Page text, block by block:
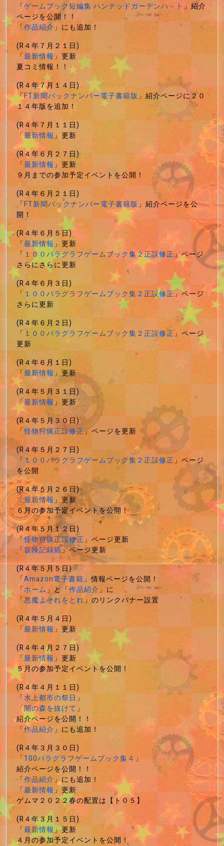
「ゲームブック短編集 ハンテッドガーデンハ－ト 」紹介
ページを公開！！
「作品紹介」にも追加！
(R４年７月２１日)
「最新情報」更新
夏コミ情報！！
(R４年７月１４日)
「FT新聞バックナンバー電子書籍版」紹介ページに２０
１４年版を追加！
(R４年７月１１日)
「最新情報」更新
(R４年６月２７日)
「最新情報」更新
９月までの参加予定イベントを公開！
(R４年６月２１日)
「FT新聞バックナンバー電子書籍版」紹介ページを公
開！
(R４年６月５日)
「最新情報」更新
「 １００パラグラフゲームブック集２正誤修正」ページ
さらにさらに更新
(R４年６月３日)
「 １００パラグラフゲームブック集２正誤修正」ページ
さらに更新
(R４年６月２日)
「 １００パラグラフゲームブック集２正誤修正」ページ
更新
(R４年６月１日)
「最新情報」更新
(R４年５月３１日)
「最新情報」更新
(R４年５月３０日)
「怪物狩猟正誤修正」ページを更新
(R４年５月２７日)
「 １００パラグラフゲームブック集２正誤修正」ページ
を公開
(R４年５月２６日)
「最新情報」更新
６月の参加予定イベントを公開！
(R４年５月１２日)
「怪物狩猟正誤修正」ページ更新
「冒険記録紙」ページ更新
(R４年５月５日)
「Amazon電子書籍」情報ページを公開！
「ホーム」と「作品紹介」に
「悪魔よそれをとれ」のリンクバナー設置
(R４年５月４日)
「最新情報」更新
(R４年４月２７日)
「最新情報」更新
５月の参加予定イベントを公開！
(R４年４月１１日)
「水上都市の祭日」
「闇の森を抜けて」
紹介ページを公開！！
「作品紹介」にも追加！
(R４年３月３０日)
「100パラグラフゲームブック集４」
紹介ページを公開！！
「作品紹介」にも追加！
「最新情報」更新
ゲムマ２０２２春の配置は【ト０５】
(R４年３月１５日)
「最新情報」更新
４月の参加予定イベントを公開！